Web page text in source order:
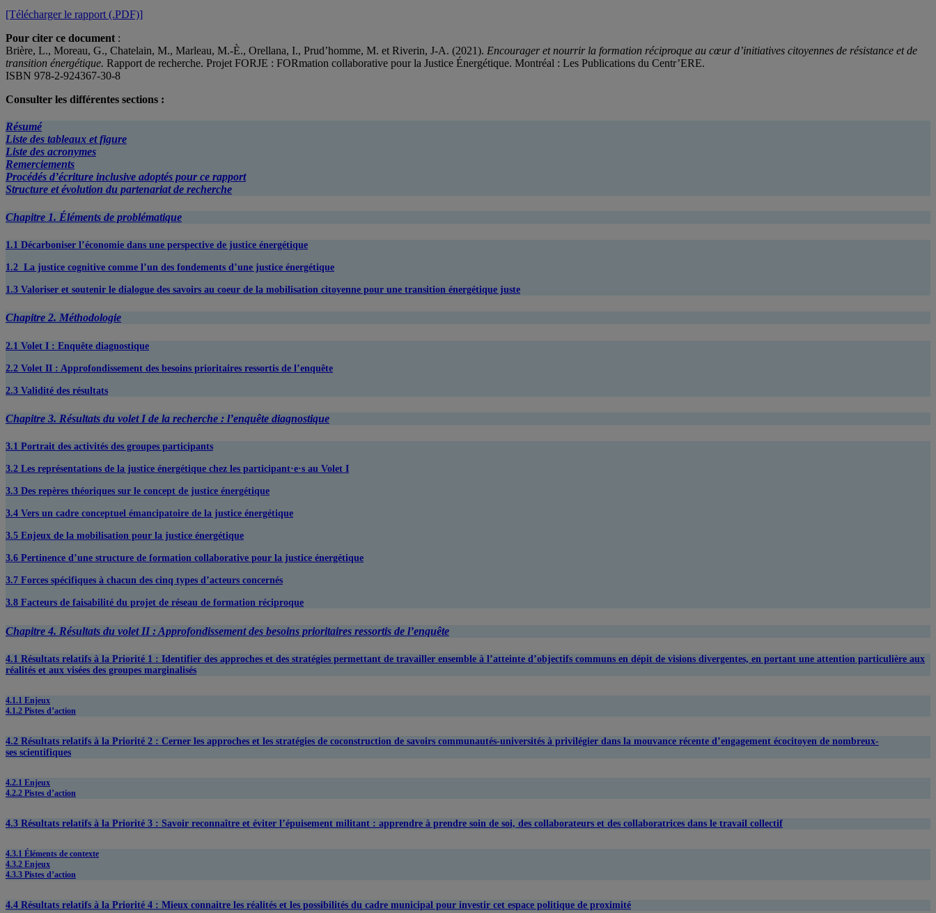
[Télécharger le rapport (.PDF)]
Pour citer ce document :
Brière, L., Moreau, G., Chatelain, M., Marleau, M.-È., Orellana, I., Prud’homme, M. et Riverin, J-A. (2021). Encourager et nourrir la formation réciproque au cœur d’initiatives citoyennes de résistance et de
transition énergétique. Rapport de recherche. Projet FORJE : FORmation collaborative pour la Justice Énergétique. Montréal : Les Publications du Centr’ERE.
ISBN 978-2-924367-30-8
Consulter les différentes sections :
Résumé
Liste des tableaux et figure
Liste des acronymes
Remerciements
Procédés d’écriture inclusive adoptés pour ce rapport
Structure et évolution du partenariat de recherche
Chapitre 1. Éléments de problématique
1.1 Décarboniser l’économie dans une perspective de justice énergétique
1.2 La justice cognitive comme l’un des fondements d’une justice énergétique
1.3 Valoriser et soutenir le dialogue des savoirs au coeur de la mobilisation citoyenne pour une transition énergétique juste
Chapitre 2. Méthodologie
2.1 Volet I : Enquête diagnostique
2.2 Volet II : Approfondissement des besoins prioritaires ressortis de l’enquête
2.3 Validité des résultats
Chapitre 3. Résultats du volet I de la recherche : l’enquête diagnostique
3.1 Portrait des activités des groupes participants
3.2 Les représentations de la justice énergétique chez les participant·e·s au Volet I
3.3 Des repères théoriques sur le concept de justice énergétique
3.4 Vers un cadre conceptuel émancipatoire de la justice énergétique
3.5 Enjeux de la mobilisation pour la justice énergétique
3.6 Pertinence d’une structure de formation collaborative pour la justice énergétique
3.7 Forces spécifiques à chacun des cinq types d’acteurs concernés
3.8 Facteurs de faisabilité du projet de réseau de formation réciproque
Chapitre 4. Résultats du volet II : Approfondissement des besoins prioritaires ressortis de l’enquête
4.1 Résultats relatifs à la Priorité 1 : Identifier des approches et des stratégies permettant de travailler ensemble à l’atteinte d’objectifs communs en dépit de visions divergentes, en portant une attention particulière aux
réalités et aux visées des groupes marginalisés
4.1.1 Enjeux
4.1.2 Pistes d’action
4.2 Résultats relatifs à la Priorité 2 : Cerner les approches et les stratégies de coconstruction de savoirs communautés-universités à privilégier dans la mouvance récente d’engagement écocitoyen de nombreux-
ses scientifiques
4.2.1 Enjeux
4.2.2 Pistes d’action
4.3 Résultats relatifs à la Priorité 3 : Savoir reconnaître et éviter l’épuisement militant : apprendre à prendre soin de soi, des collaborateurs et des collaboratrices dans le travail collectif
4.3.1 Éléments de contexte
4.3.2 Enjeux
4.3.3 Pistes d’action
4.4 Résultats relatifs à la Priorité 4 : Mieux connaitre les réalités et les possibilités du cadre municipal pour investir cet espace politique de proximité